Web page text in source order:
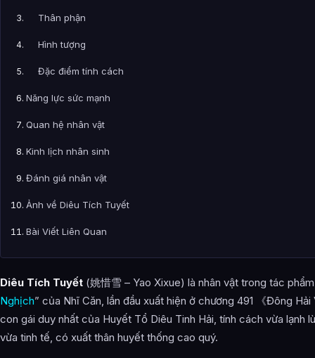
Thân phận
Hình tượng
Đặc điểm tính cách
Năng lực sức mạnh
Quan hệ nhân vật
Kinh lịch nhân sinh
Đánh giá nhân vật
Ảnh về Diêu Tích Tuyết
Bài Viết Liên Quan
Câu Hỏi Thường Gặp
Diêu Tích Tuyết là ai?
Cảnh giới tu luyện của Diêu Tích Tuyết như thế nào?
Diêu Tích Tuyết xuất hiện trong tác phẩm nào?
Diêu Tích Tuyết (姚惜雪 – Yao Xixue) là nhân vật trong tác
Nghịch” của Nhĩ Căn, lần đầu xuất hiện ở chương 491 《Đông Hải
con gái duy nhất của Huyết Tổ Diêu Tinh Hải, tính cách vừa lạnh
vừa tinh tế, có xuất thân huyết thống cao quý.